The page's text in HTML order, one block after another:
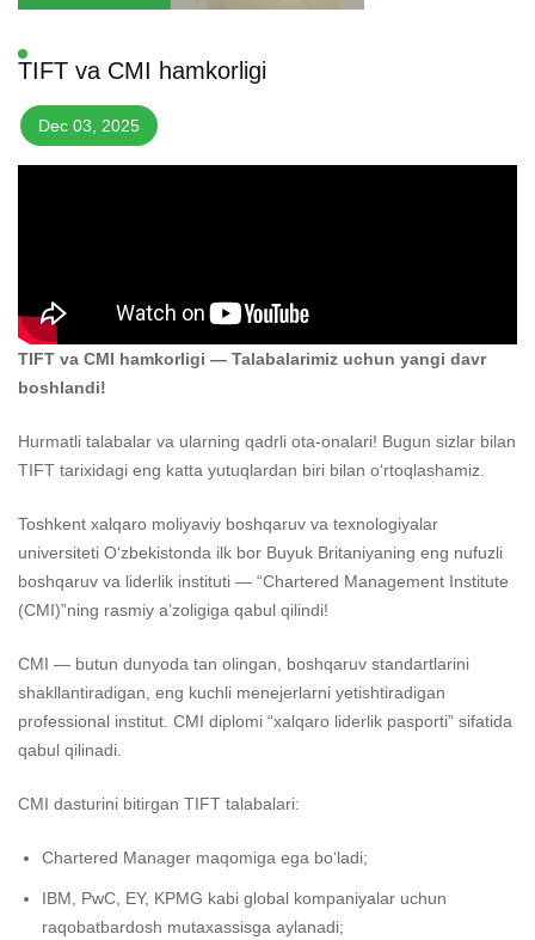
TIFT va CMI hamkorligi
Dec 03, 2025
TIFT va CMI hamkorligi — Talabalarimiz uchun yangi davr
boshlandi!
Hurmatli talabalar va ularning qadrli ota-onalari! Bugun sizlar bilan
TIFT tarixidagi eng katta yutuqlardan biri bilan o‘rtoqlashamiz.
Toshkent xalqaro moliyaviy boshqaruv va texnologiyalar
universiteti O‘zbekistonda ilk bor Buyuk Britaniyaning eng nufuzli
boshqaruv va liderlik instituti — “Chartered Management Institute
(CMI)”ning rasmiy a’zoligiga qabul qilindi!
CMI — butun dunyoda tan olingan, boshqaruv standartlarini
shakllantiradigan, eng kuchli menejerlarni yetishtiradigan
professional institut. CMI diplomi “xalqaro liderlik pasporti” sifatida
qabul qilinadi.
CMI dasturini bitirgan TIFT talabalari:
Chartered Manager maqomiga ega bo‘ladi;
IBM, PwC, EY, KPMG kabi global kompaniyalar uchun
raqobatbardosh mutaxassisga aylanadi;